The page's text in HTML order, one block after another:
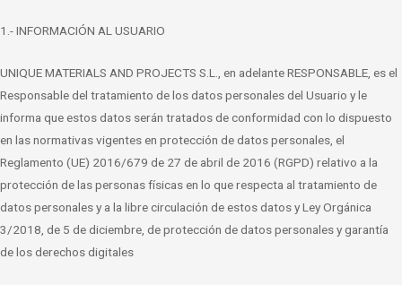
1.- INFORMACIÓN AL USUARIO
UNIQUE MATERIALS AND PROJECTS S.L., en adelante RESPONSABLE, es el
Responsabledel tratamiento de los datos personales del Usuario y le
informa que estos datos serán tratados de conformidad con lo dispuesto
en las normativas vigentes en protección dedatos personales, el
Reglamento (UE) 2016/679 de 27 de abril de 2016 (RGPD) relativo a la
protección de las personas físicas en lo que respecta al tratamiento de
datospersonales y a la libre circulación de estos datos y Ley Orgánica
3/2018, de 5 dediciembre, de protección de datos personales y garantía
de los derechos digitales